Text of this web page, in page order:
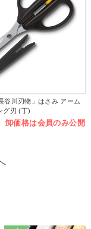
谷川刃物」はさみ アーム
グ刃 (丁)
卸価格は会員のみ公開